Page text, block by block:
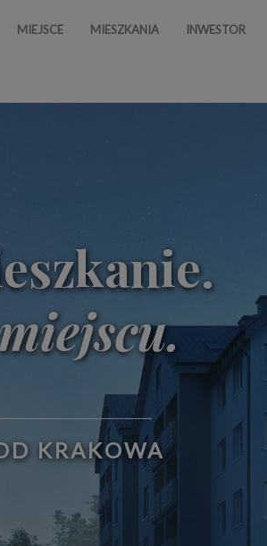
MIEJSCE MIESZKANIA INWESTOR
KRAKOWA